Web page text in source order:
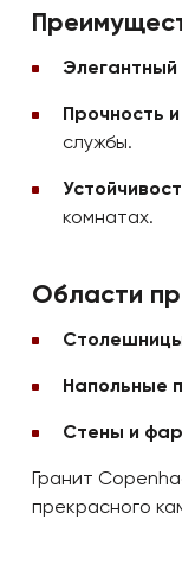
Элегантный
Прочность
службы.
комнатах.
Области
Напольные
Стены и
Гранит
прекрасного